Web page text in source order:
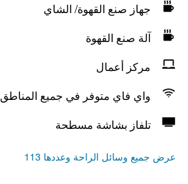
جهاز صنع القهوة/ الشاي
آلة صنع القهوة
مركز أعمال
واي فاي متوفر في جميع المناطق
تلفاز بشاشة مسطحة
عرض جميع وسائل الراحة وعددها 113